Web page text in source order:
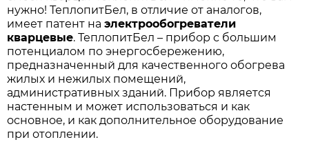
нужно! ТеплопитБел, в отличие от аналогов,
имеет патент наэлектрообогреватели
кварцевые. ТеплопитБел – прибор с большим
потенциалом по энергосбережению,
предназначенный для качественного обогрева
жилых и нежилых помещений,
административных зданий. Прибор является
настенным и может использоваться и как
основное, и как дополнительное оборудование
при отоплении.